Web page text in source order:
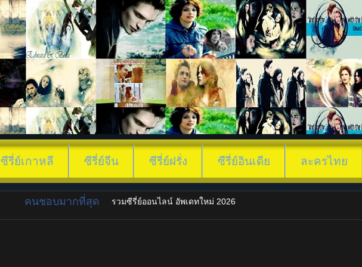
ซีรี่ย์เกาหลี ซีรี่ย์จีน ซีรี่ย์ฝรั่ง ซีรี่ย์อินเดีย ละครไทย
คนชอบมากที่สุด รวมซีรี่ย์ออนไลน์ อัพเดทใหม่ 2026